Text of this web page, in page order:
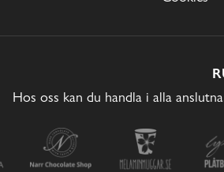
Hos oss kan du handla i alla